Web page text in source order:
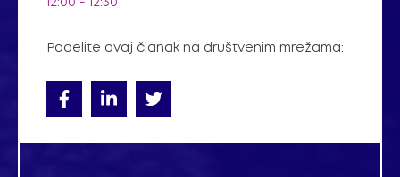
12:00 - 12:30
Podelite ovaj članak na društvenim mrežama: